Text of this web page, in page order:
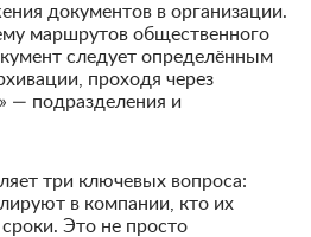
документов в организации.
маршрутов общественного
следует определённым
проходя через
— подразделения и
три ключевых вопроса:
в компании, кто их
Это не просто